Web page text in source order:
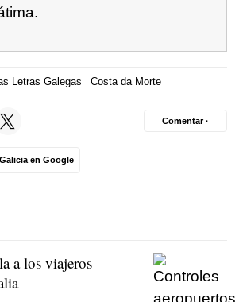
Letras Galegas Costa da Morte
en Google
Comentar ·
a los viajeros